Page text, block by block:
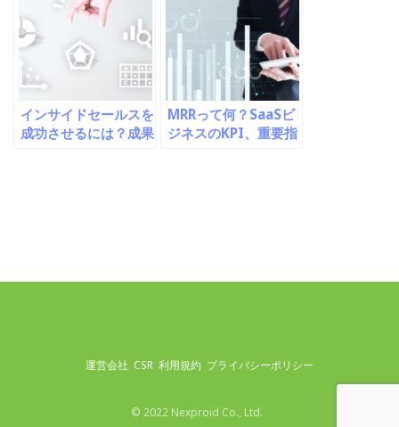
インサイドセールスを
成功させるには？成果
MRRって何？SaaSビ
ジネスのKPI、重要指
運営会社 CSR 利用規約 プライバシーポリシー
© 2022 Nexproid Co., Ltd.